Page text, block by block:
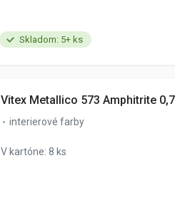
Skladom: 5+ ks
Vitex Metallico 573 Amphitrite
interierové farby
V kartóne: 8 ks